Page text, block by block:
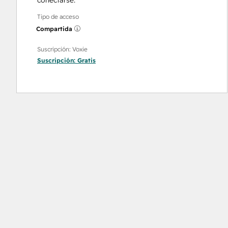
Tipo de acceso
Compartida
Suscripción: Voxie
Suscripción: Gratis